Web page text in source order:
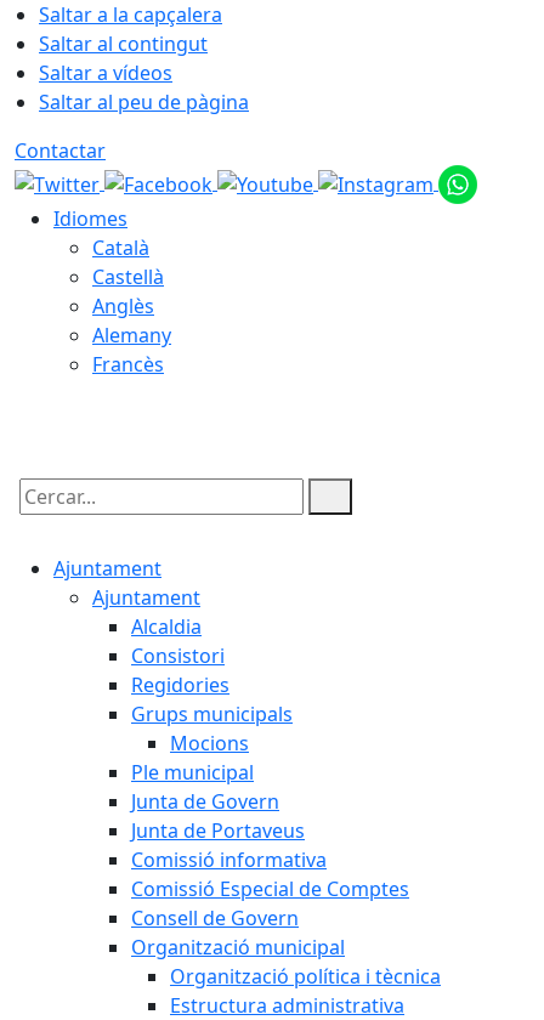
Saltar a la capçalera
Saltar al contingut
Saltar a vídeos
Saltar al peu de pàgina
Contactar
Idiomes
Català
Castellà
Anglès
Alemany
Francès
Cercar:
Ajuntament
Ajuntament
Alcaldia
Consistori
Regidories
Grups municipals
Mocions
Ple municipal
Junta de Govern
Junta de Portaveus
Comissió informativa
Comissió Especial de Comptes
Consell de Govern
Organització municipal
Organització política i tècnica
Estructura administrativa